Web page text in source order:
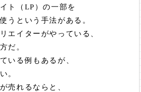
ト（LP）の一部を
うという手法がある。
エイターがやっている、
だ。
いる例もあるが、
。
売れるならと、